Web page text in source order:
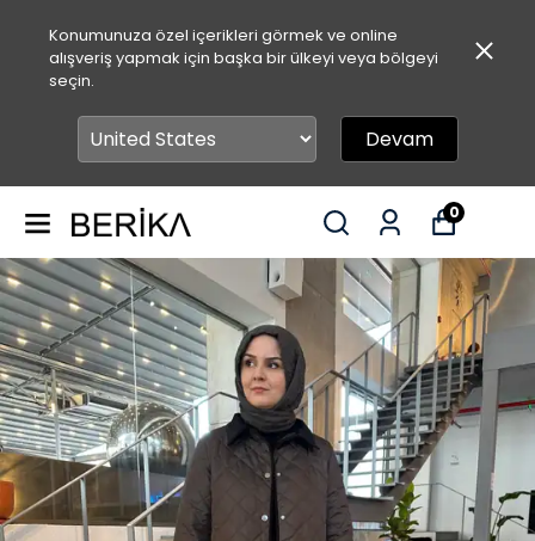
Konumunuza özel içerikleri görmek ve online
alışveriş yapmak için başka bir ülkeyi veya bölgeyi
seçin.
Devam
0